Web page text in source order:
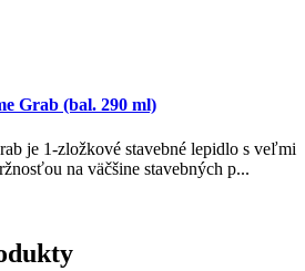
Grab (bal. 290 ml)
je 1-zložkové stavebné lepidlo s veľmi
na väčšine stavebných p...